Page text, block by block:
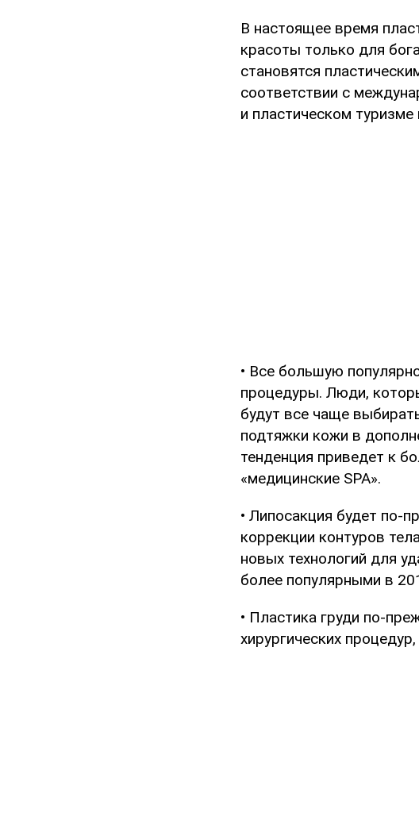
В настоящее время
красоты только для
становятся
соответствии с
и пластическом
• Все большую
процедуры. Люди,
будут все чаще
подтяжки кожи в
тенденция приведет к
«медицинские SPA».
• Липосакция будет по-
коррекции контуров
новых технологий для
более популярными в
• Пластика груди по-
хирургических